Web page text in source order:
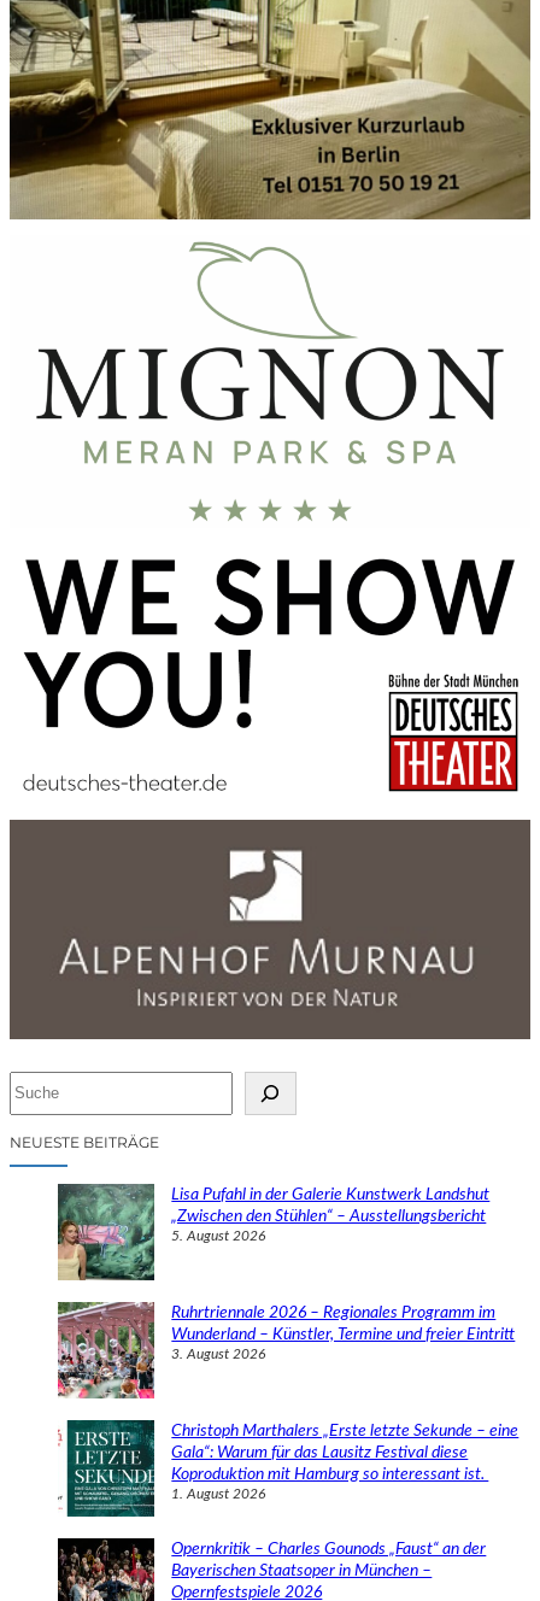
cNEUESTE BEITRÄGE
Lisa Pufahl in der Galerie Kunstwerk Landshut
„Zwischen den Stühlen“ – Ausstellungsbericht
5. August 2026
Ruhrtriennale 2026 – Regionales Programm im
Wunderland – Künstler, Termine und freier Eintritt
3. August 2026
Christoph Marthalers „Erste letzte Sekunde – eine
Gala“: Warum für das Lausitz Festival diese
Koproduktion mit Hamburg so interessant ist.
1. August 2026
Opernkritik – Charles Gounods „Faust“ an der
Bayerischen Staatsoper in München –
Opernfestspiele 2026